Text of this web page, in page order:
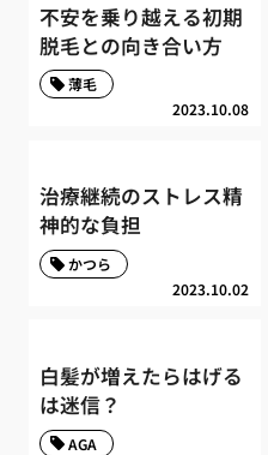
不安を乗り越える初期
脱毛との向き合い方
2023.10.08
薄毛
治療継続のストレス精
神的な負担
2023.10.02
かつら
白髪が増えたらはげる
は迷信？
AGA